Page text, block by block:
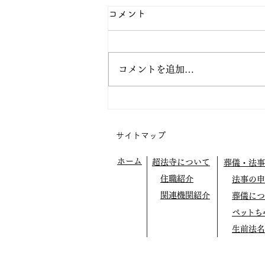
う
コメント
コメントを追加…
サイトマップ
ホーム
超法寺について
住職紹介
関連機関紹介
葬儀・法
法事の
葬儀に
ペットち
生前法